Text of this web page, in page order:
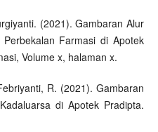
(2021). Gambaran Alur
Farmasi di Apotek
Volume x, halaman x.
R. (2021). Gambaran
di Apotek Pradipta.